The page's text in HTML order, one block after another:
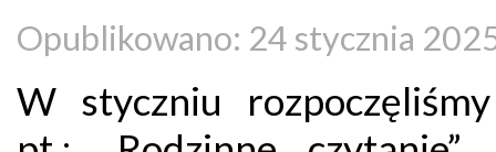
Opublikowano: 24 stycznia
W styczniu